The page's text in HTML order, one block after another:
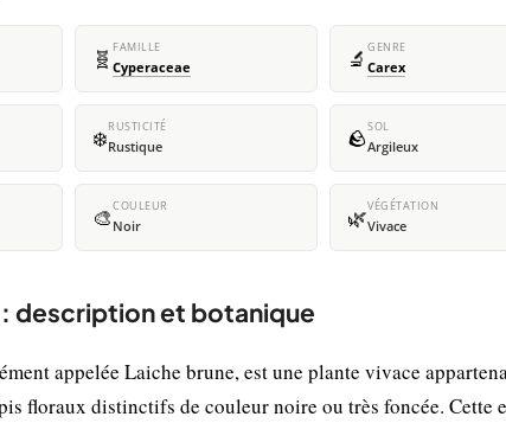
🧬 FAMILLE
Cyperaceae 🔬 GENRE
Carex
❄️RUSTICITÉ
Rustique 🪨SOL
Argileux
🎨COULEUR
Noir 🌿VÉGÉTATION
Vivace
: description et botanique
appelée Laiche brune, est une plante vivace
floraux distinctifs de couleur noire ou très foncée. Cette